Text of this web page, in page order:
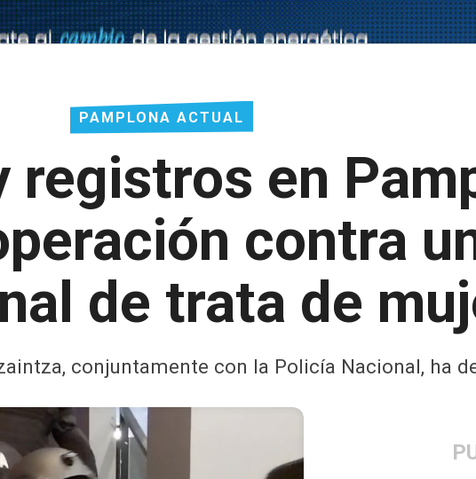
PAMPLONA ACTUAL
registros en
contra
de trata de
conjuntamente con la Policía Nacional, ha